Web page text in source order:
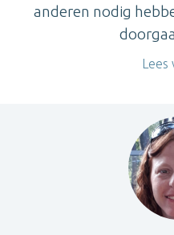
anderen nodig
Lees